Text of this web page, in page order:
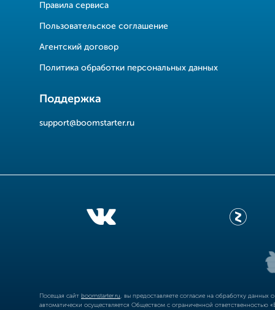
Правила сервиса
Пользовательское соглашение
Агентский договор
Политика обработки персональных данных
Поддержка
support@boomstarter.ru
Посещая сайт boomstarter.ru , вы предоставляете согласие на обработку
автоматически осуществляется Обществом с ограниченной